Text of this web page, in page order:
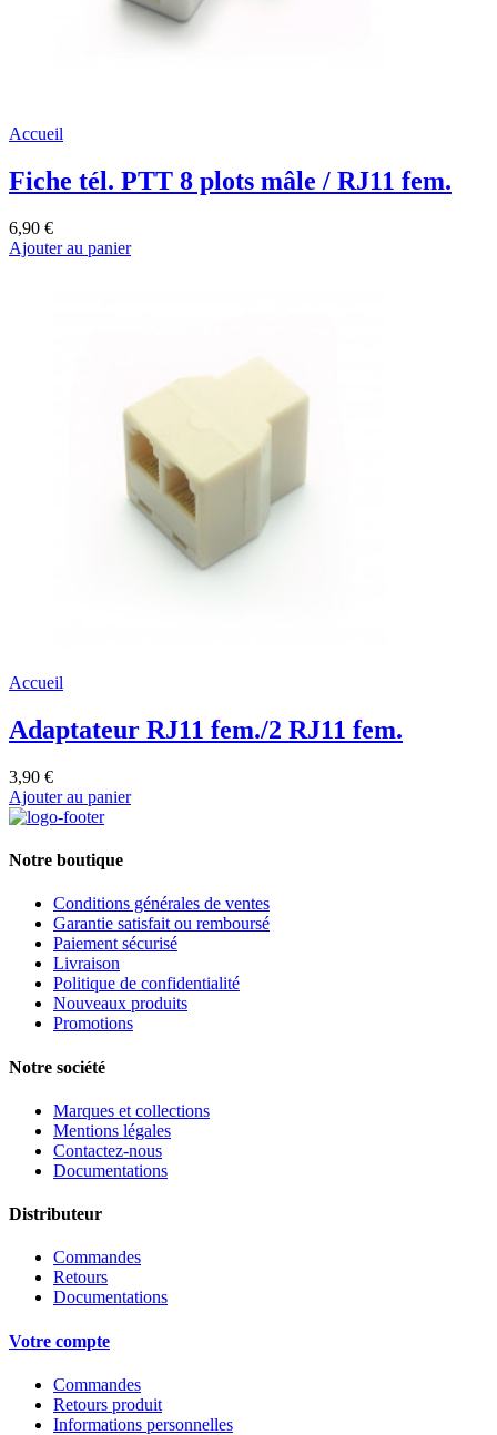
Accueil
Fiche tél. PTT 8 plots mâle / RJ11 fem.
6,90 €
Ajouter au panier
Accueil
Adaptateur RJ11 fem./2 RJ11 fem.
3,90 €
Ajouter au panier
Notre boutique
Conditions générales de ventes
Garantie satisfait ou remboursé
Paiement sécurisé
Livraison
Politique de confidentialité
Nouveaux produits
Promotions
Notre société
Marques et collections
Mentions légales
Contactez-nous
Documentations
Distributeur
Commandes
Retours
Documentations
Votre compte
Commandes
Retours produit
Informations personnelles